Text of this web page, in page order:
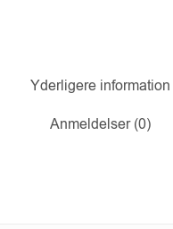
Yderligere information
Anmeldelser (0)